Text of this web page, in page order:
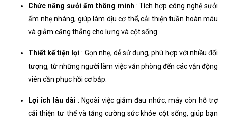
Chức năng sưởi ấm thông minh : Tích hợp công nghệ sưởi
ấm nhẹ nhàng, giúp làm dịu cơ thể, cải thiện tuần hoàn máu
và giảm căng thẳng cho lưng và cột sống.
Thiết kế tiện lợi : Gọn nhẹ, dễ sử dụng, phù hợp với nhiều đối
tượng, từ những người làm việc văn phòng đến các vận động
viên cần phục hồi cơ bắp.
Lợi ích lâu dài : Ngoài việc giảm đau nhức, máy còn hỗ trợ
cải thiện tư thế và tăng cường sức khỏe cột sống, giúp bạn